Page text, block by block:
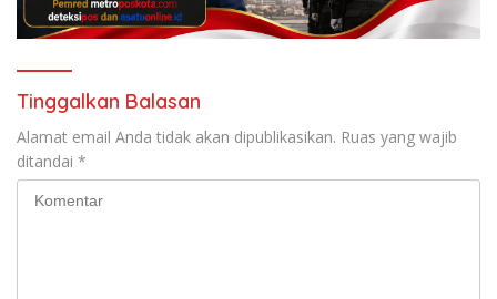
Tinggalkan Balasan
Alamat email Anda tidak akan dipublikasikan. Ruas yang wajib
ditandai *